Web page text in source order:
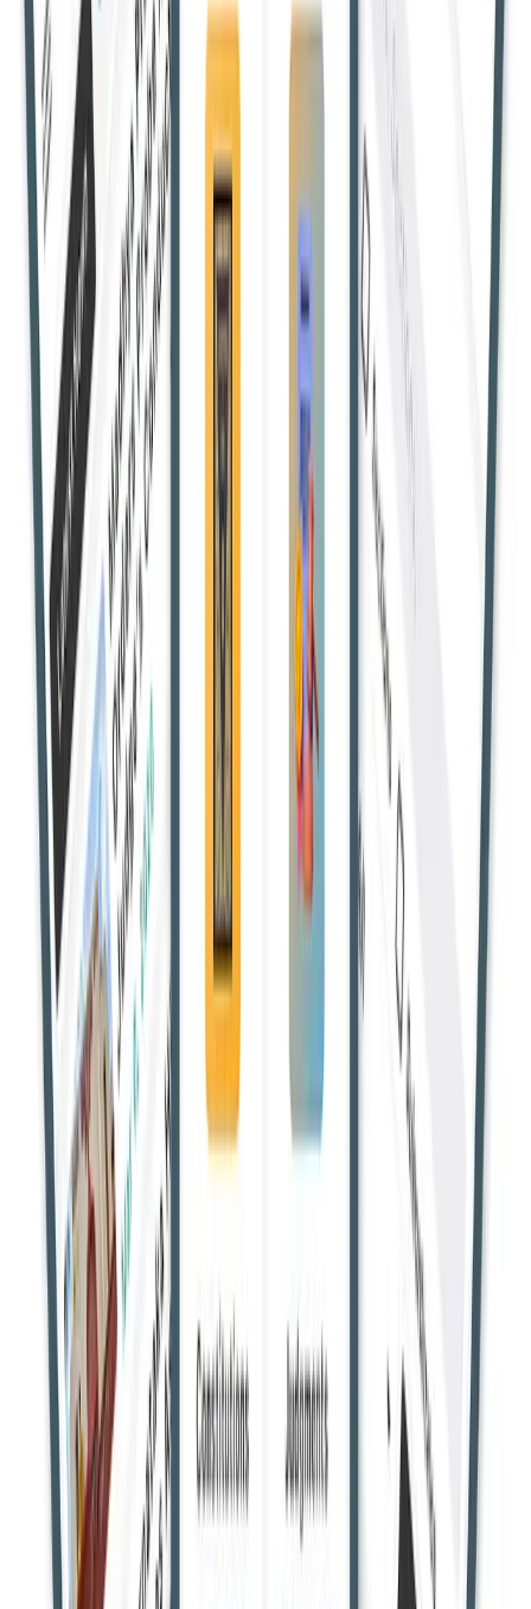
सुप्रीम कोर्ट ने बॉम्बे हाईकोर्ट के उस आदेश को बरकरार रखा जिसमें मुंबई
के कबूतरखानों में दाना खिलाने वालों पर सार्वजनिक स्वास्थ्य की रक्षा के
लिए आपराधिक मामला दर्ज करने की अनुमति दी गई।
Shivam Y. 11 Aug 2025, 15:56:33 IST